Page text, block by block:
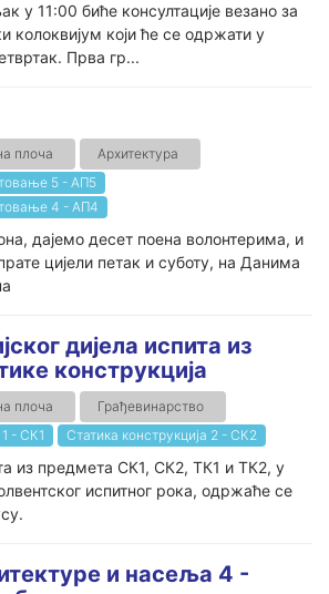
у 11:00 биће консултације везано за
колоквијум који ће се одржати у
Прва гр...
плоча
Архитектура
5 - АП5
4 - АП4
дајемо десет поена волонтерима, и
цијели петак и суботу, на Данима
дијела испита из
конструкција
плоча
Грађевинарство
- СК1
Статика конструкција 2 - СК2
из предмета СК1, СК2, ТК1 и ТК2, у
испитног рока, одржаће се
и насеља 4 -